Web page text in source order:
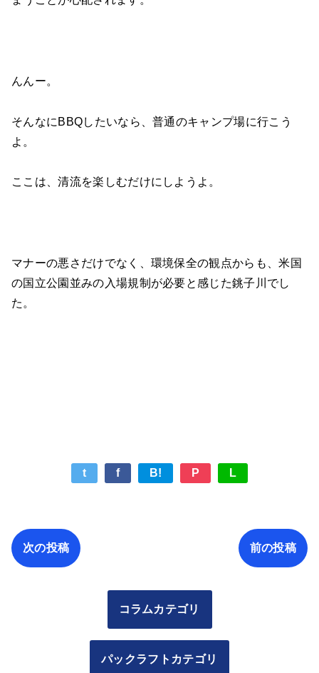
んんー。
そんなにBBQしたいなら、普通のキャンプ場に行こう
よ。
ここは、清流を楽しむだけにしようよ。
マナーの悪さだけでなく、環境保全の観点からも、米国
の国立公園並みの入場規制が必要と感じた銚子川でし
た。
t f B! P L
次の投稿 前の投稿
コラムカテゴリ
パックラフトカテゴリ